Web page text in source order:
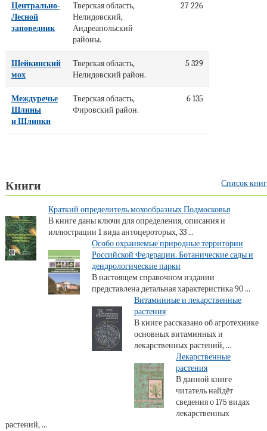
Центрально-
Лесной
заповедник
Тверская область,
Нелидовский,
Андреапольский
районы.
27 226
Шейкинский
мох
Тверская область,
Нелидовский район.
5 329
Междуречье
Шлины
и Шлинки
Тверская область,
Фировский район.
6 135
Книги Список книг
Краткий определитель мохообразных Подмосковья
В книге даны ключи для определения, описания и
иллюстрации 1 вида антоцероторых, 33 ...
Особо охраняемые природные территории
Российской Федерации. Ботанические сады и
дендрологические парки
В настоящем справочном издании
представлена детальная характеристика 90 ...
Витаминные и лекарственные
растения
В книге рассказано об агротехнике
основных витаминных и
лекарственных растений, ...
Лекарственные
растения
В данной книге
читатель найдёт
сведения о 175 видах
лекарственных
растений, ...